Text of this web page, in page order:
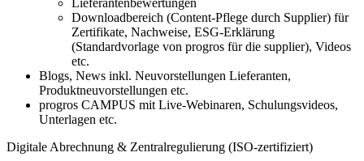
Downloadbereich (Content-Pflege durch Supplier) für
Zertifikate, Nachweise, ESG-Erklärung
(Standardvorlage von progros für die supplier), Videos
etc.
Blogs, News inkl. Neuvorstellungen Lieferanten,
Produktneuvorstellungen etc.
progros CAMPUS mit Live-Webinaren, Schulungsvideos,
Unterlagen etc.
Digitale Abrechnung & Zentralregulierung (ISO-zertifiziert)